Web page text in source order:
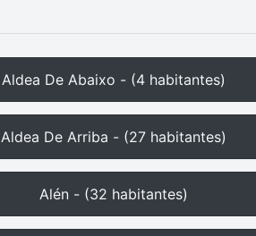
Aldea De Abaixo - (4 habitantes)
Aldea De Arriba - (27 habitantes)
Alén - (32 habitantes)